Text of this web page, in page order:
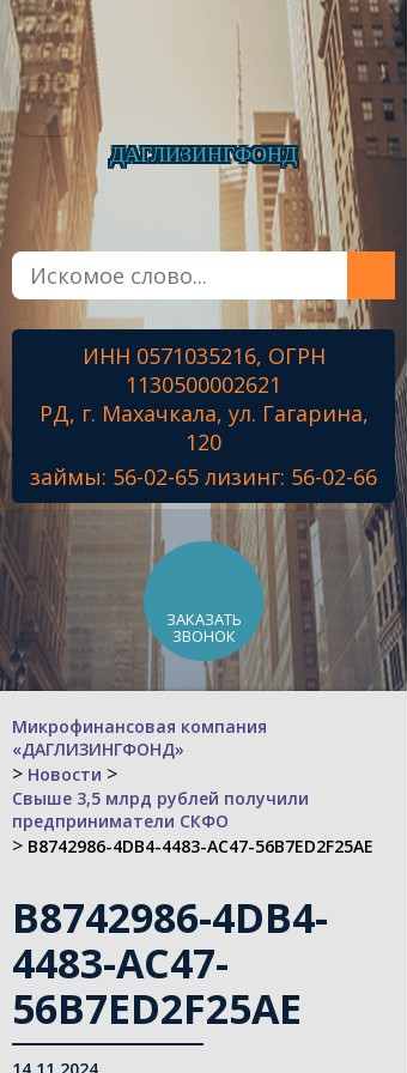
ДАГЛИЗИНГФОНД
Главная
О фонде
Микрозаймы
Лизинг
Наши проекты
Знамя Победы
Наши ветераны
ИНН 0571035216, ОГРН
1130500002621
РД, г. Махачкала, ул. Гагарина,
120
займы: 56-02-65 лизинг: 56-02-66
ЗАКАЗАТЬ
ЗВОНОК
Микрофинансовая компания
«ДАГЛИЗИНГФОНД»
> Новости >
Свыше 3,5 млрд рублей получили
предприниматели СКФО
> B8742986-4DB4-4483-AC47-56B7ED2F25AE
B8742986-4DB4-
4483-AC47-
56B7ED2F25AE